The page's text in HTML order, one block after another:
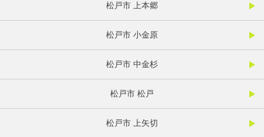
松戸市 上本郷
松戸市 小金原
松戸市 中金杉
松戸市 松戸
松戸市 上矢切